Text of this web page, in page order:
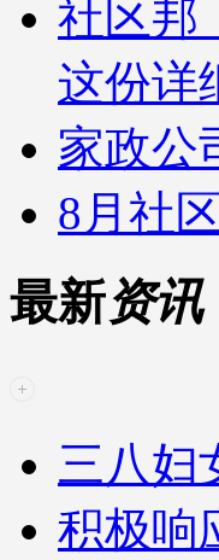
社区邦
这份详
家政公
8月社
最新资讯
三八妇
积极响